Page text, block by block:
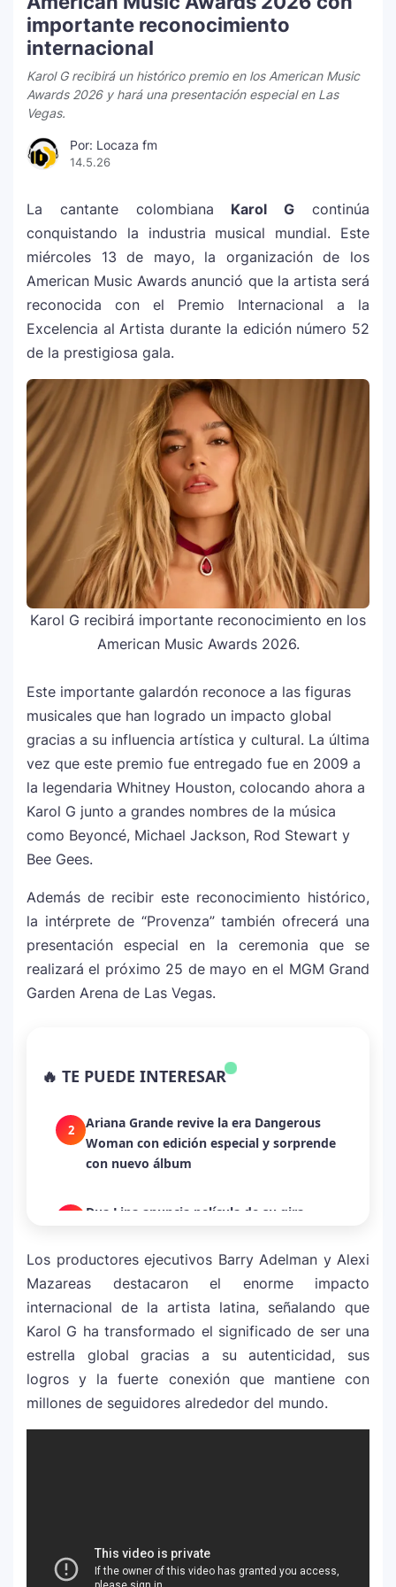
importante reconocimiento
internacional
Karol G recibirá un histórico premio en los American Music
Awards 2026 y hará una presentación especial en Las
Vegas.
Por: Locaza fm
14.5.26
La cantante colombiana Karol G continúa
conquistando la industria musical mundial. Este
miércoles 13 de mayo, la organización de los
American Music Awards anunció que la artista será
reconocida con el Premio Internacional a la
Excelencia al Artista durante la edición número 52
de la prestigiosa gala.
Karol G recibirá importante reconocimiento en los
American Music Awards 2026.
Este importante galardón reconoce a las figuras
musicales que han logrado un impacto global
gracias a su influencia artística y cultural. La última
vez que este premio fue entregado fue en 2009 a
la legendaria Whitney Houston, colocando ahora a
Karol G junto a grandes nombres de la música
como Beyoncé, Michael Jackson, Rod Stewart y
Bee Gees.
Además de recibir este reconocimiento histórico,
la intérprete de “Provenza” también ofrecerá una
presentación especial en la ceremonia que se
realizará el próximo 25 de mayo en el MGM Grand
Garden Arena de Las Vegas.
🔥 TE PUEDE INTERESAR
despecho en un himno para Puerto Rico
2
Ariana Grande revive la era Dangerous
Woman con edición especial y sorprende
con nuevo álbum
Dua Lipa anuncia película de su gira
humanitaria junto a UNICEF
4
Michael Jackson y la canción perdida
sobre Palestina que vuelve a generar
debate en redes
5
Lady Gaga sorprende con “Mayhem
Requiem”: una versión oscura y
revolucionaria que marca el cierre de su
Los productores ejecutivos Barry Adelman y Alexi
Mazareas destacaron el enorme impacto
internacional de la artista latina, señalando que
Karol G ha transformado el significado de ser una
estrella global gracias a su autenticidad, sus
logros y la fuerte conexión que mantiene con
millones de seguidores alrededor del mundo.